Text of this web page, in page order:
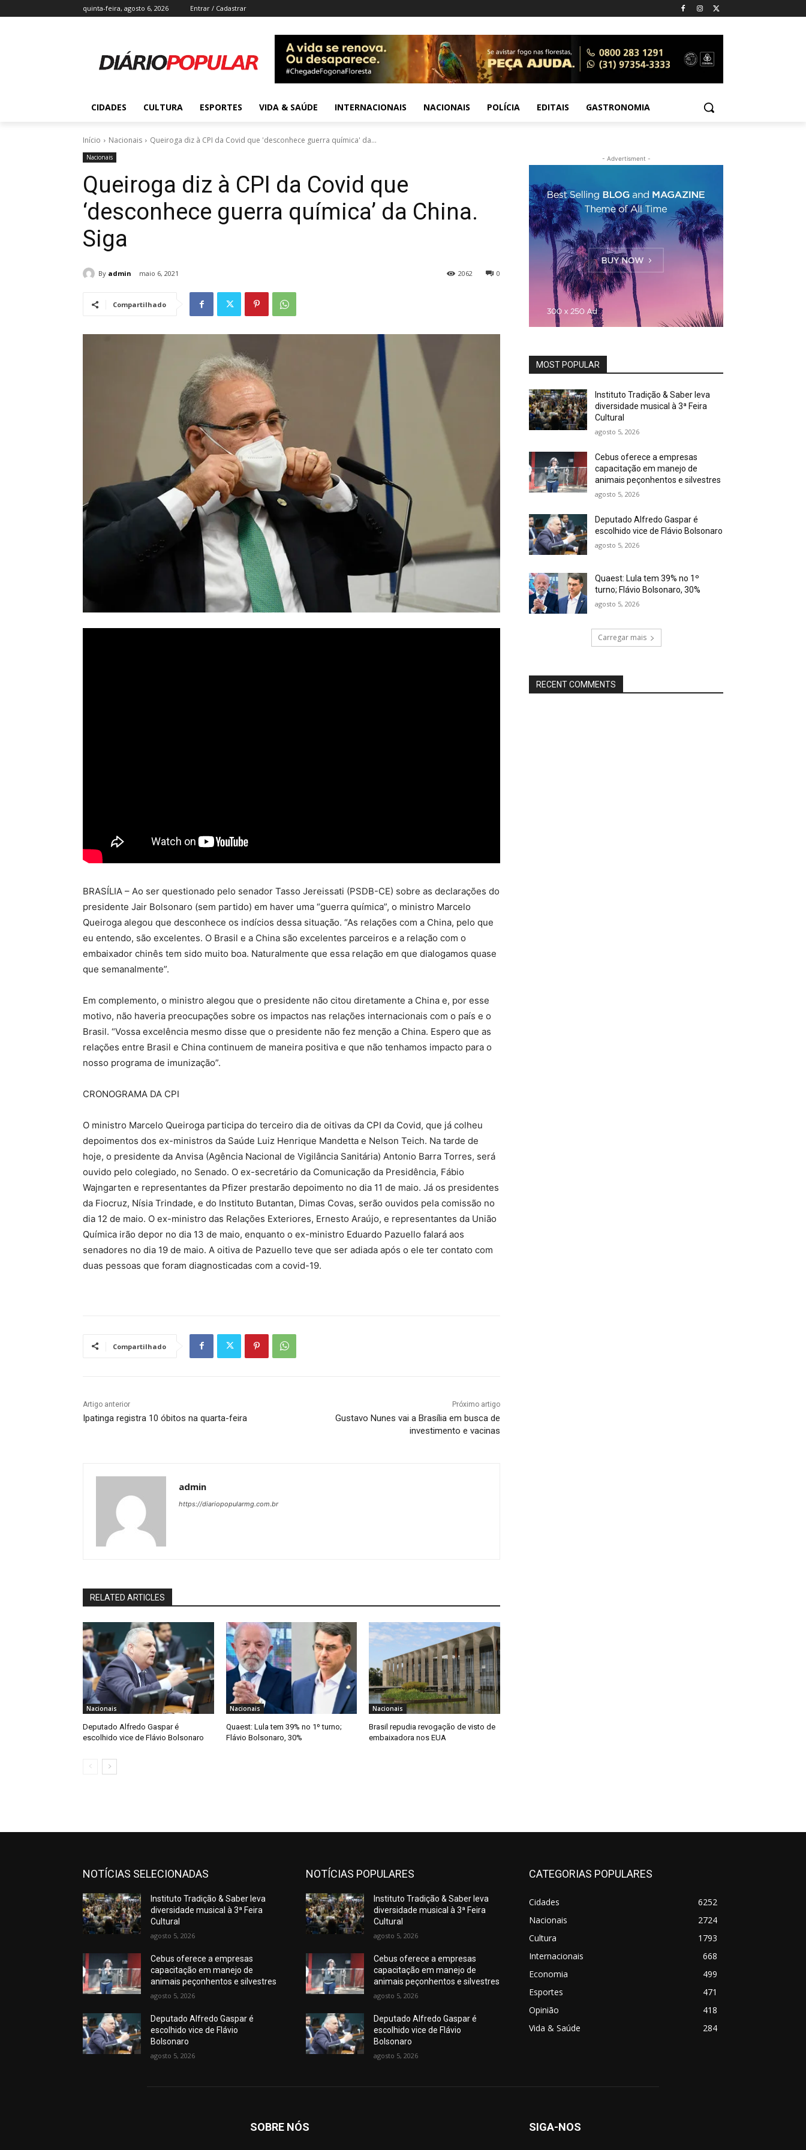
quinta-feira, agosto 6, 2026 Entrar / Cadastrar
CIDADES CULTURA ESPORTES VIDA & SAÚDE INTERNACIONAIS NACIONAIS POLÍCIA EDITAIS GASTRONOMIA
Início Nacionais Queiroga diz à CPI da Covid que 'desconhece guerra química' da...
Nacionais
Queiroga diz à CPI da Covid que
‘desconhece guerra química’ da China.
Siga
By admin maio 6, 2021 0
2062
Compartilhado
BRASÍLIA – Ao ser questionado pelo senador Tasso Jereissati (PSDB-CE) sobre as declarações do
presidente Jair Bolsonaro (sem partido) em haver uma “guerra química”, o ministro Marcelo
Queiroga alegou que desconhece os indícios dessa situação. “As relações com a China, pelo que
eu entendo, são excelentes. O Brasil e a China são excelentes parceiros e a relação com o
embaixador chinês tem sido muito boa. Naturalmente que essa relação em que dialogamos quase
que semanalmente”.
Em complemento, o ministro alegou que o presidente não citou diretamente a China e, por esse
motivo, não haveria preocupações sobre os impactos nas relações internacionais com o país e o
Brasil. “Vossa excelência mesmo disse que o presidente não fez menção a China. Espero que as
relações entre Brasil e China continuem de maneira positiva e que não tenhamos impacto para o
nosso programa de imunização”.
CRONOGRAMA DA CPI
O ministro Marcelo Queiroga participa do terceiro dia de oitivas da CPI da Covid, que já colheu
depoimentos dos ex-ministros da Saúde Luiz Henrique Mandetta e Nelson Teich. Na tarde de
hoje, o presidente da Anvisa (Agência Nacional de Vigilância Sanitária) Antonio Barra Torres, será
ouvido pelo colegiado, no Senado. O ex-secretário da Comunicação da Presidência, Fábio
Wajngarten e representantes da Pfizer prestarão depoimento no dia 11 de maio. Já os presidentes
da Fiocruz, Nísia Trindade, e do Instituto Butantan, Dimas Covas, serão ouvidos pela comissão no
dia 12 de maio. O ex-ministro das Relações Exteriores, Ernesto Araújo, e representantes da União
Química irão depor no dia 13 de maio, enquanto o ex-ministro Eduardo Pazuello falará aos
senadores no dia 19 de maio. A oitiva de Pazuello teve que ser adiada após o ele ter contato com
duas pessoas que foram diagnosticadas com a covid-19.
Compartilhado
Artigo anterior
Ipatinga registra 10 óbitos na quarta-feira
Próximo artigo
Gustavo Nunes vai a Brasília em busca de
investimento e vacinas
admin
https://diariopopularmg.com.br
RELATED ARTICLES
Nacionais
Deputado Alfredo Gaspar é
escolhido vice de Flávio Bolsonaro
Nacionais
Quaest: Lula tem 39% no 1º turno;
Flávio Bolsonaro, 30%
Nacionais
Brasil repudia revogação de visto de
embaixadora nos EUA
- Advertisment -
MOST POPULAR
Instituto Tradição & Saber leva
diversidade musical à 3ª Feira
Cultural
agosto 5, 2026
Cebus oferece a empresas
capacitação em manejo de
animais peçonhentos e silvestres
agosto 5, 2026
Deputado Alfredo Gaspar é
escolhido vice de Flávio Bolsonaro
agosto 5, 2026
Quaest: Lula tem 39% no 1º
turno; Flávio Bolsonaro, 30%
agosto 5, 2026
Carregar mais
RECENT COMMENTS
NOTÍCIAS SELECIONADAS
Instituto Tradição & Saber leva
diversidade musical à 3ª Feira
Cultural
agosto 5, 2026
Cebus oferece a empresas
capacitação em manejo de
animais peçonhentos e silvestres
agosto 5, 2026
Deputado Alfredo Gaspar é
escolhido vice de Flávio
Bolsonaro
agosto 5, 2026
NOTÍCIAS POPULARES
Instituto Tradição & Saber leva
diversidade musical à 3ª Feira
Cultural
agosto 5, 2026
Cebus oferece a empresas
capacitação em manejo de
animais peçonhentos e silvestres
agosto 5, 2026
Deputado Alfredo Gaspar é
escolhido vice de Flávio
Bolsonaro
agosto 5, 2026
CATEGORIAS POPULARES
Cidades
6252
Nacionais
2724
Cultura
1793
Internacionais
668
Economia
499
Esportes
471
Opinião
418
Vida & Saúde
284
SOBRE NÓS SIGA-NOS